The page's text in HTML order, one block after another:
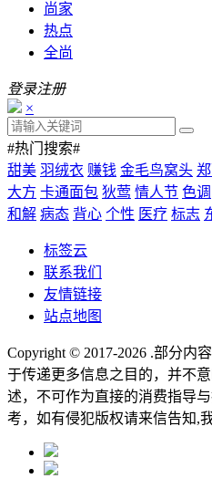
尚家
热点
全尚
登录注册
×
#热门搜索#
甜美 羽绒衣 赚钱 金毛鸟窝头
大方 卡通面包 狄莺 情人节 色调
和解 病态 背心 个性 医疗 标志
标签云
联系我们
友情链接
站点地图
Copyright © 2017-2026 .部分内
于传递更多信息之目的，并不
述，不可作为直接的消费指导
考，如有侵犯版权请来信告知,